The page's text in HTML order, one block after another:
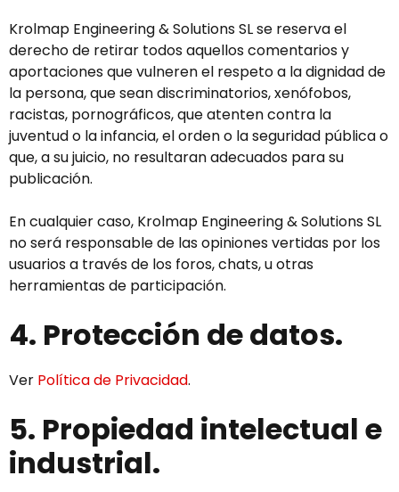
Krolmap Engineering & Solutions SL se reserva el
derecho de retirar todos aquellos comentarios y
aportaciones que vulneren el respeto a la dignidad de
la persona, que sean discriminatorios, xenófobos,
racistas, pornográficos, que atenten contra la
juventud o la infancia, el orden o la seguridad pública o
que, a su juicio, no resultaran adecuados para su
publicación.
En cualquier caso, Krolmap Engineering & Solutions SL
no será responsable de las opiniones vertidas por los
usuarios a través de los foros, chats, u otras
herramientas de participación.
4. Protección de datos.
Ver Política de Privacidad.
5. Propiedad intelectual e
industrial.